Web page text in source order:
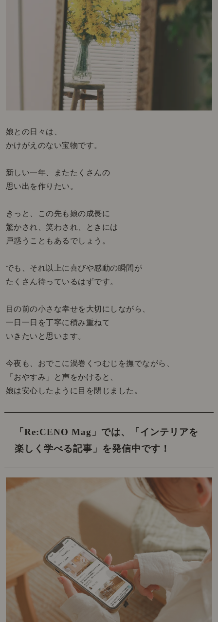
娘との日々は、
かけがえのない宝物です。
新しい一年、またたくさんの
思い出を作りたい。
きっと、この先も娘の成長に
驚かされ、笑わされ、ときには
戸惑うこともあるでしょう。
でも、それ以上に喜びや感動の瞬間が
たくさん待っているはずです。
目の前の小さな幸せを大切にしながら、
一日一日を丁寧に積み重ねて
いきたいと思います。
今夜も、おでこに渦巻くつむじを撫でながら、
「おやすみ」と声をかけると、
娘は安心したように目を閉じました。
「Re:CENO Mag」では、
「インテリアを
楽しく学べる記事」を発信中です！